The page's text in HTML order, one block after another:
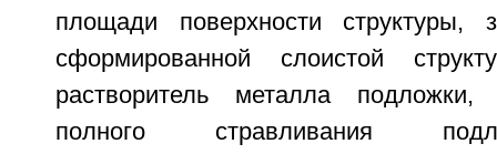
площади поверхности структуры,
сформированной слоистой
растворитель металла
полного стравливания